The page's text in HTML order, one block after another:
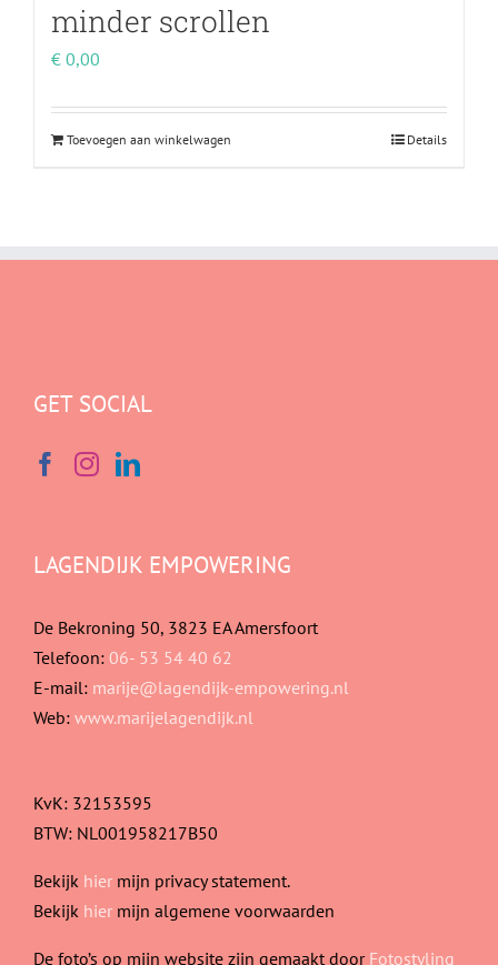
minder scrollen
€ 0,00
Toevoegen aan winkelwagen Details
GET SOCIAL
LAGENDIJK EMPOWERING
De Bekroning 50, 3823 EA Amersfoort
Telefoon: 06- 53 54 40 62
E-mail: marije@lagendijk-empowering.nl
Web: www.marijelagendijk.nl
KvK: 32153595
BTW: NL001958217B50
Bekijk hier mijn privacy statement.
Bekijk hier mijn algemene voorwaarden
De foto’s op mijn website zijn gemaakt door Fotostyling